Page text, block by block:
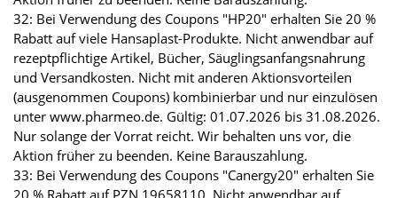
32: Bei Verwendung des Coupons "HP20" erhalten Sie 20 %
Rabatt auf viele Hansaplast-Produkte. Nicht anwendbar auf
rezeptpflichtige Artikel, Bücher, Säuglingsanfangsnahrung
und Versandkosten. Nicht mit anderen Aktionsvorteilen
(ausgenommen Coupons) kombinierbar und nur einzulösen
unter www.pharmeo.de. Gültig: 01.07.2026 bis 31.08.2026.
Nur solange der Vorrat reicht. Wir behalten uns vor, die
Aktion früher zu beenden. Keine Barauszahlung.
33: Bei Verwendung des Coupons "Canergy20" erhalten Sie